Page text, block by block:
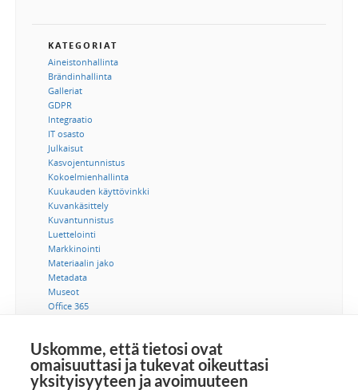
Uskomme, että tietosi ovat
omaisuuttasi ja tukevat oikeuttasi
yksityisyyteen ja avoimuuteen
KATEGORIAT
Aineistonhallinta
Brändinhallinta
Galleriat
GDPR
Integraatio
IT osasto
Julkaisut
Kasvojentunnistus
Kokoelmienhallinta
Kuukauden käyttövinkki
Kuvankäsittely
Kuvantunnistus
Luettelointi
Markkinointi
Materiaalin jako
Metadata
Museot
Office 365
SSO-kertakirjautuminen
Suostumus
Tekijänoikeus